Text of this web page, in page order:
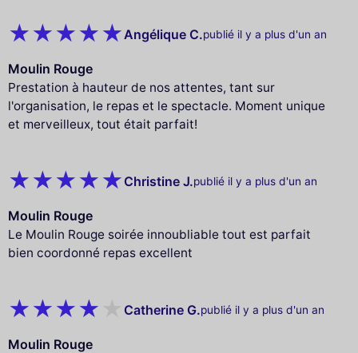
Angélique C.publié il y a plus d'un an
Moulin Rouge
Prestation à hauteur de nos attentes, tant sur
l'organisation, le repas et le spectacle. Moment unique
et merveilleux, tout était parfait!
Christine J.publié il y a plus d'un an
Moulin Rouge
Le Moulin Rouge soirée innoubliable tout est parfait
bien coordonné repas excellent
Catherine G.publié il y a plus d'un an
Moulin Rouge